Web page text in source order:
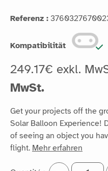
Referenz :
Kompatibilität
249.17€ exkl.
MwSt.
Get your projects off the
Solar Balloon Experience!
of seeing an object you
flight. Mehr erfahren